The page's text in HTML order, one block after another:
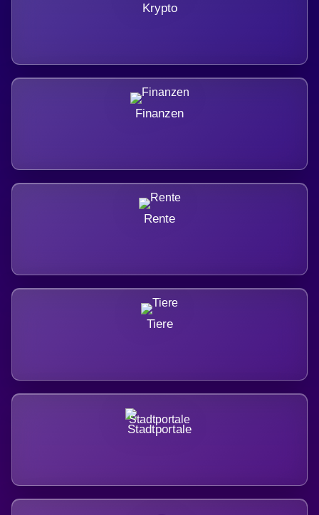
Krypto
Finanzen
Rente
Tiere
Stadtportale